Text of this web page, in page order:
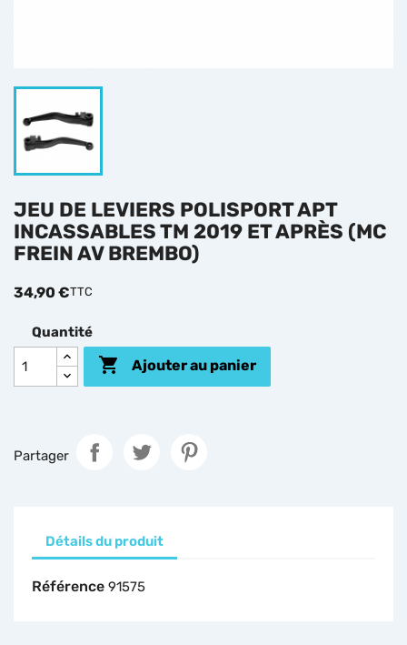
JEU DE LEVIERS POLISPORT APT
INCASSABLES TM 2019 ET APRÈS (MC
FREIN AV BREMBO)
34,90 €TTC
Quantité
 Ajouter au panier
Partager
Détails du produit
Référence 91575